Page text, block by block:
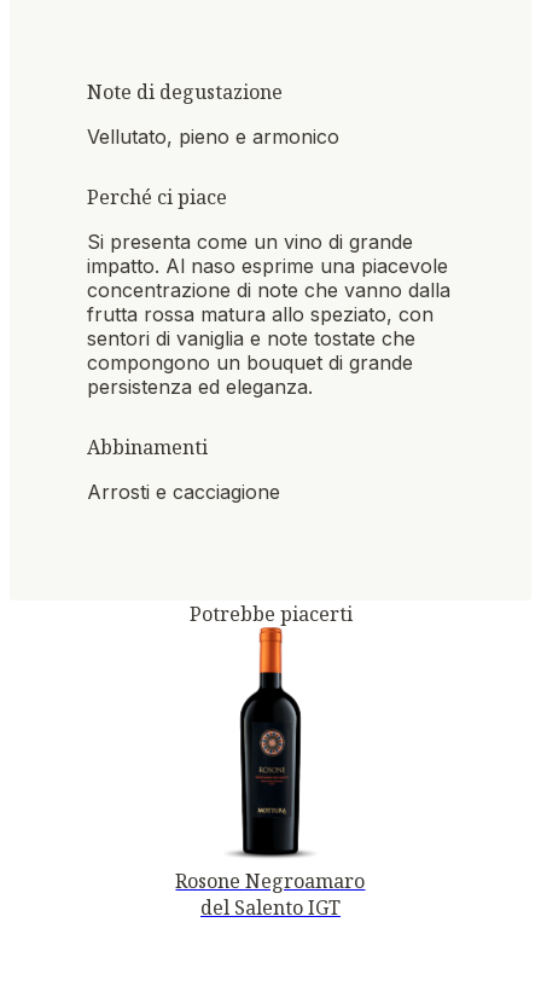
Note di degustazione
Vellutato, pieno e armonico
Perché ci piace
Si presenta come un vino di grande
impatto. Al naso esprime una piacevole
concentrazione di note che vanno dalla
frutta rossa matura allo speziato, con
sentori di vaniglia e note tostate che
compongono un bouquet di grande
persistenza ed eleganza.
Abbinamenti
Arrosti e cacciagione
Potrebbe piacerti
Rosone Negroamaro
del Salento IGT